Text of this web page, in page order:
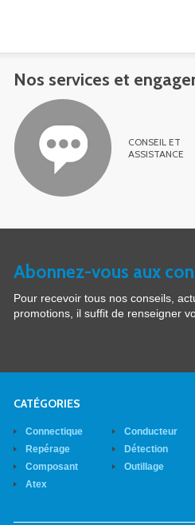
Nos services et
CONSEIL ET
ASSISTANCE
Abonnez-vous aux
Pour recevoir tous nos conseils,
promotions, il suffit de renseigner
CATÉGORIES
Connectique Conducteur
Repérage
Détection
Composant
Outillage
Atex